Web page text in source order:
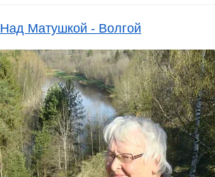
Над Матушкой - Волгой